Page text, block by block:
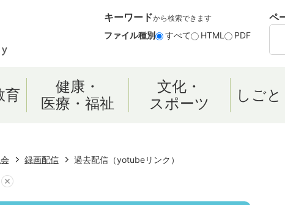
キーワードから検索できます
ファイル種別 すべて HTML PDF
ペ
育
健康・
医療・福祉
文化・
スポーツ
しご
録画配信
過去配信（yotubeリンク）